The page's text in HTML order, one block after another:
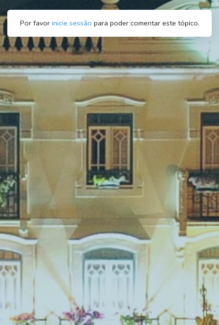
Por favor inicie sessão para poder comentar este tópico.